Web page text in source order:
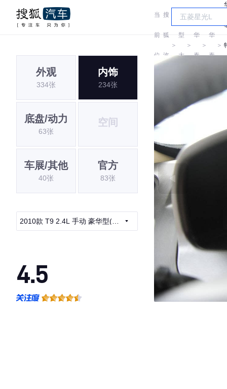
当
前
位
搜
狐
汽
＞
车
型
大
＞
华
泰
＞
华
泰
＞
外观
334张
内饰
234张
底盘/动力
63张
空间
车展/其他
40张
官方
83张
2010款 T9 2.4L 手动 豪华型(四
4.5